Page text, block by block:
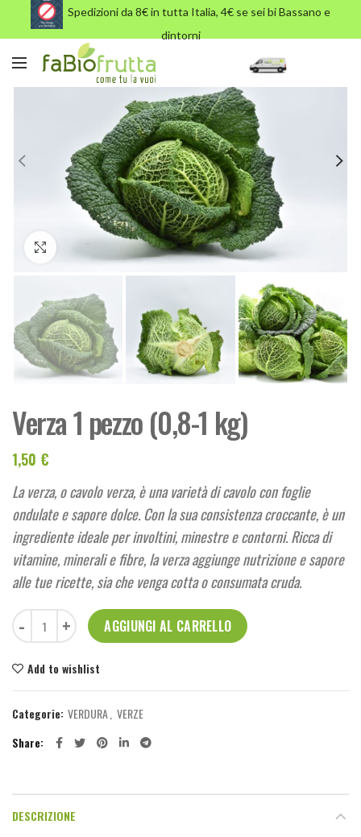
Spedizioni da 8€ in tutta Italia, 4€ se sei bi Bassano e
dintorni
Click to enlarge
Verza 1 pezzo (0,8-1 kg)
1,50 €
La verza, o cavolo verza, è una varietà di cavolo con foglie
ondulate e sapore dolce. Con la sua consistenza croccante, è un
ingrediente ideale per involtini, minestre e contorni. Ricca di
vitamine, minerali e fibre, la verza aggiunge nutrizione e sapore
alle tue ricette, sia che venga cotta o consumata cruda.
Verza 1 pezzo (0,8-1 kg) quantitàAGGIUNGI AL CARRELLO
Add to wishlist
Categorie: VERDURA, VERZE
Share
DESCRIZIONE